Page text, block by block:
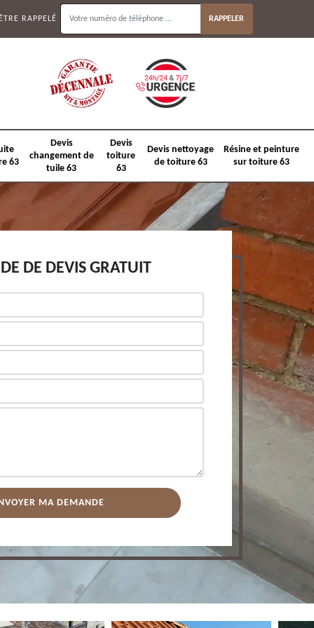
RAPPELÉ
63
Devis
changement de
tuile 63
Devis
toiture
63
Devis nettoyage
de toiture 63
Résine et peinture
sur toiture 63
DE DEVIS GRATUIT